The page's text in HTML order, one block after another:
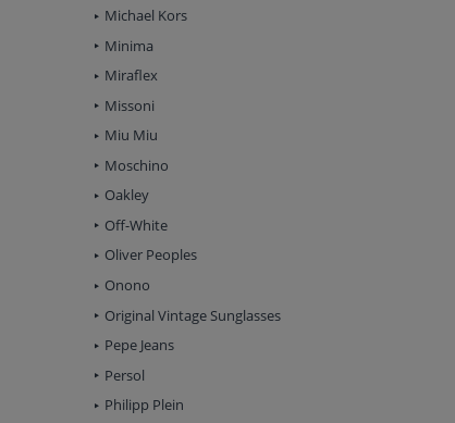
Michael Kors
Minima
Miraflex
Missoni
Miu Miu
Moschino
Oakley
Off-White
Oliver Peoples
Onono
Original Vintage Sunglasses
Pepe Jeans
Persol
Philipp Plein